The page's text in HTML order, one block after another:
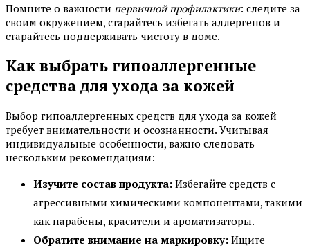
Помните о важности первичной профилактики: следите за
своим окружением, старайтесь избегать аллергенов и
старайтесь поддерживать чистоту в доме.
Как выбрать гипоаллергенные
средства для ухода за кожей
Выбор гипоаллергенных средств для ухода за кожей
требует внимательности и осознанности. Учитывая
индивидуальные особенности, важно следовать
нескольким рекомендациям:
Изучите состав продукта: Избегайте средств с
агрессивными химическими компонентами, такими
как парабены, красители и ароматизаторы.
Обратите внимание на маркировку: Ищите